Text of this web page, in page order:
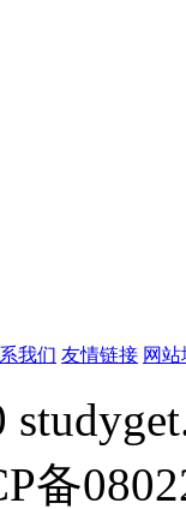
我们 友情链接 网
备